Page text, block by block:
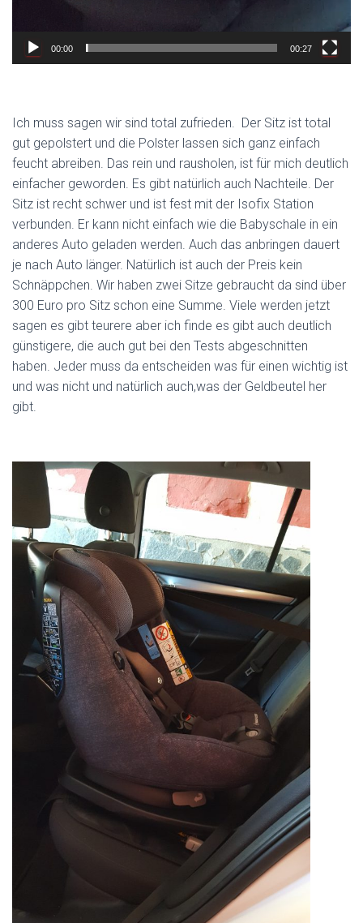
00:00 00:27
Ich muss sagen wir sind total zufrieden. Der Sitz ist total
gut gepolstert und die Polster lassen sich ganz einfach
feucht abreiben. Das rein und rausholen, ist für mich deutlich
einfacher geworden. Es gibt natürlich auch Nachteile. Der
Sitz ist recht schwer und ist fest mit der Isofix Station
verbunden. Er kann nicht einfach wie die Babyschale in ein
anderes Auto geladen werden. Auch das anbringen dauert
je nach Auto länger. Natürlich ist auch der Preis kein
Schnäppchen. Wir haben zwei Sitze gebraucht da sind über
300 Euro pro Sitz schon eine Summe. Viele werden jetzt
sagen es gibt teurere aber ich finde es gibt auch deutlich
günstigere, die auch gut bei den Tests abgeschnitten
haben. Jeder muss da entscheiden was für einen wichtig ist
und was nicht und natürlich auch,was der Geldbeutel her
gibt.